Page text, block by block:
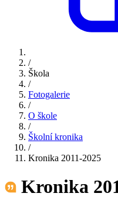
/
Škola
/
Fotogalerie
/
O škole
/
Školní kronika
/
Kronika 2011-2025
Kronika